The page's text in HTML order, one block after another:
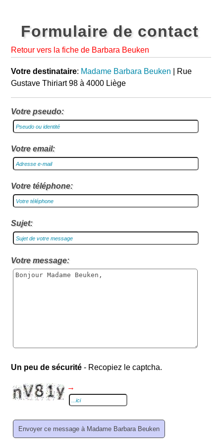
Formulaire de contact
Retour vers la fiche de Barbara Beuken
Votre destinataire: Madame Barbara Beuken | Rue
Gustave Thiriart 98 à 4000 Liège
Votre pseudo:
Votre email:
Votre téléphone:
Sujet:
Votre message:
Un peu de sécurité - Recopiez le captcha.
→